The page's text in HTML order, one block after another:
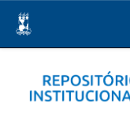
navigation